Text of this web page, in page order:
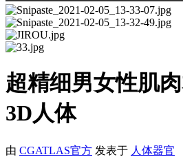
超精细男女性肌
3D人体
由 CGATLAS官方 发表于 人体器官